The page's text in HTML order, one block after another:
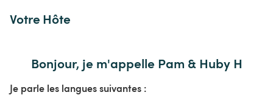
Votre Hôte
Bonjour, je m'appelle Pam & Huby H
Je parle les langues suivantes :